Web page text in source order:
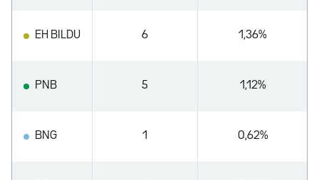
EH BILDU 6 1,36%
PNB 5 1,12%
BNG 1 0,62%